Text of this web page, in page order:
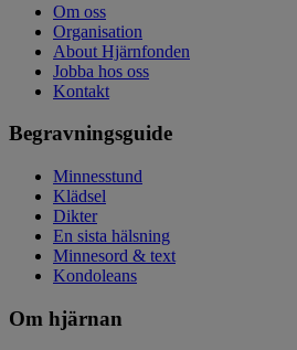
Om oss
Organisation
About Hjärnfonden
Jobba hos oss
Kontakt
Begravningsguide
Minnesstund
Klädsel
Dikter
En sista hälsning
Minnesord & text
Kondoleans
Om hjärnan